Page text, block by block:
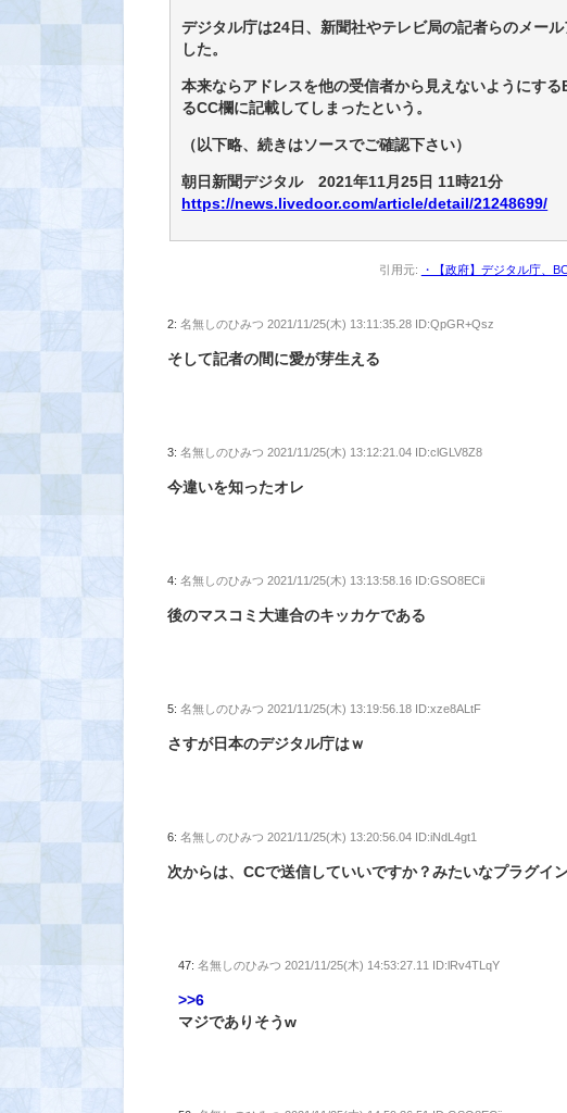
デジタル庁は24日、新聞社やテレビ局の記者らのメー
した。
本来ならアドレスを他の受信者から見えないようにす
るCC欄に記載してしまったという。
（以下略、続きはソースでご確認下さい）
朝日新聞デジタル 2021年11月25日 11時21分
https://news.livedoor.com/article/detail/21248699/
引用元: ・【政府】デジタル庁、
2:名無しのひみつ 2021/11/25(木) 13:11:35.28 ID:QpGR+Qsz
そして記者の間に愛が芽生える
3:名無しのひみつ 2021/11/25(木) 13:12:21.04 ID:clGLV8Z8
今違いを知ったオレ
4:名無しのひみつ 2021/11/25(木) 13:13:58.16 ID:GSO8ECii
後のマスコミ大連合のキッカケである
5:名無しのひみつ 2021/11/25(木) 13:19:56.18 ID:xze8ALtF
さすが日本のデジタル庁はｗ
6:名無しのひみつ 2021/11/25(木) 13:20:56.04 ID:iNdL4gt1
次からは、CCで送信していいですか？みたいなプラグイ
47:名無しのひみつ 2021/11/25(木) 14:53:27.11 ID:lRv4TLqY
>>6
マジでありそうw